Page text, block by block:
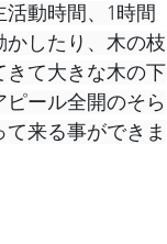
動時間、1時間
したり、木の枝
きて大きな木の下
ール全開のそら
来る事ができま